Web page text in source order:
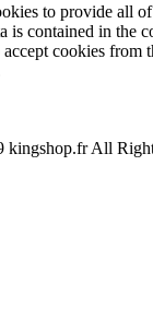
to provide all
is contained in the
accept cookies from
kingshop.fr All